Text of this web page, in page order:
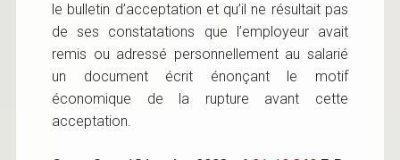
le bulletin d’acceptation et qu’il ne résultait pas
de ses constatations que l’employeur avait
remis ou adressé personnellement au salarié
un document écrit énonçant le motif
économique de la rupture avant cette
acceptation.